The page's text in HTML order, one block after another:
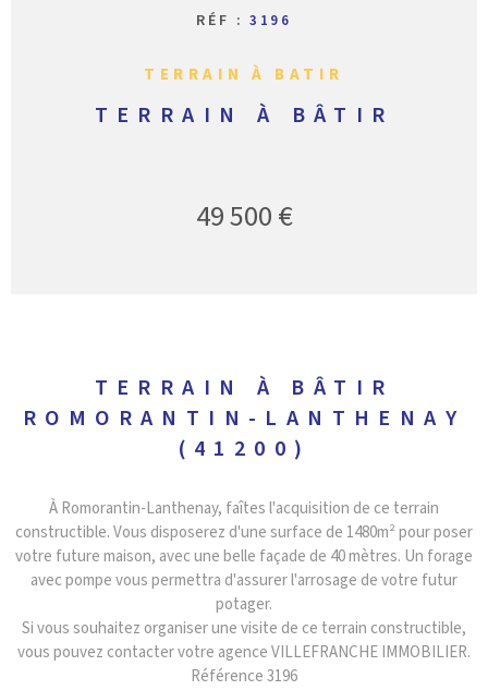
RÉF :3196
TERRAIN À BATIR
TERRAIN À BÂTIR
49 500 €
TERRAIN À BÂTIR
ROMORANTIN-LANTHENAY
(41200)
À Romorantin-Lanthenay, faîtes l'acquisition de ce terrain
constructible. Vous disposerez d'une surface de 1480m² pour poser
votre future maison, avec une belle façade de 40 mètres. Un forage
avec pompe vous permettra d'assurer l'arrosage de votre futur
potager.
Si vous souhaitez organiser une visite de ce terrain constructible,
vous pouvez contacter votre agence VILLEFRANCHE IMMOBILIER.
Référence 3196